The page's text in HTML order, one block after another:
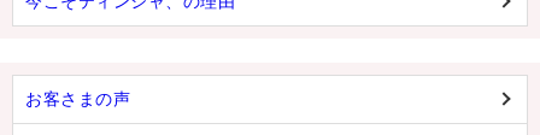
お客さまの声